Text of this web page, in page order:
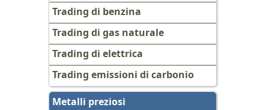
Trading di benzina
Trading di gas naturale
Trading di elettrica
Trading emissioni di carbonio
Metalli preziosi